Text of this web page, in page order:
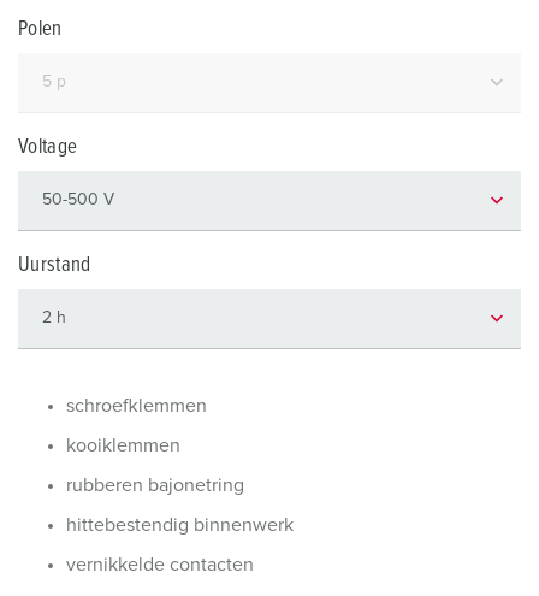
Polen
Voltage
Uurstand
schroefklemmen
kooiklemmen
rubberen bajonetring
hittebestendig binnenwerk
vernikkelde contacten